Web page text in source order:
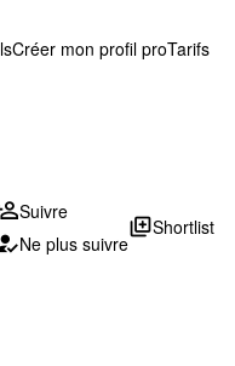
Créer mon profil proTarifs
Suivre
Ne plus suivre
library_addShortlist